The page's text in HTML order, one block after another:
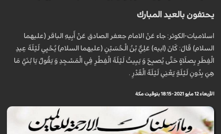
يحتفون بالعيد المبارك
اسلاميات-الكوثر: جاء عَنْ الامام جعفر الصادق عَنْ أَبِيهِ الباقر (عليهما
السلام) قَالَ: كَانَ (ابيه) عَلِيُّ بْنُ الْحُسَيْنِ (عليهما السلام) يُحْيِي لَيْلَةَ عِيدِ
الْفِطَرِ بِصَلَاةٍ حَتَّى يُصْبِحَ وَ يَبِيتُ لَيْلَةَ الْفِطْرِ فِي الْمَسْجِدِ وَ يَقُولُ يَا بُنَيَّ مَا
هِيَ بِدُونِ لَيْلَةٍ يَعْنِي لَيْلَةَ الْقَدْرِ .
الأربعاء 12 مايو 2021 - 18:15 بتوقيت مكة